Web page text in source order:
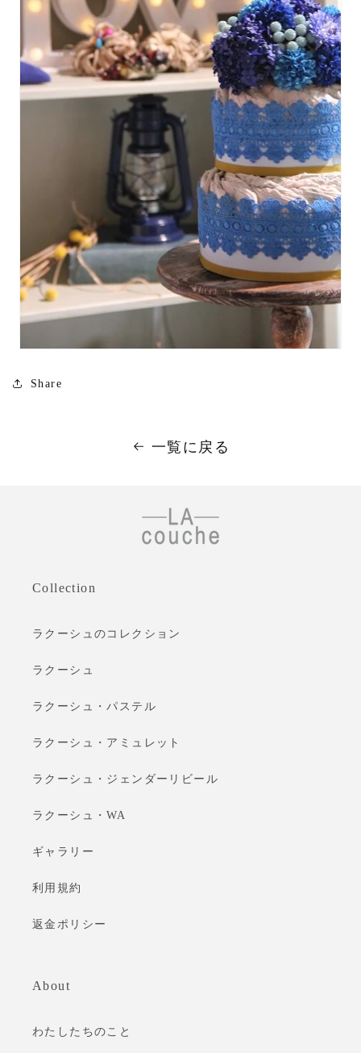
Share
一覧に戻る
Collection
ラクーシュのコレクション
ラクーシュ
ラクーシュ・パステル
ラクーシュ・アミュレット
ラクーシュ・ジェンダーリビール
ラクーシュ・WA
ギャラリー
利用規約
返金ポリシー
About
わたしたちのこと